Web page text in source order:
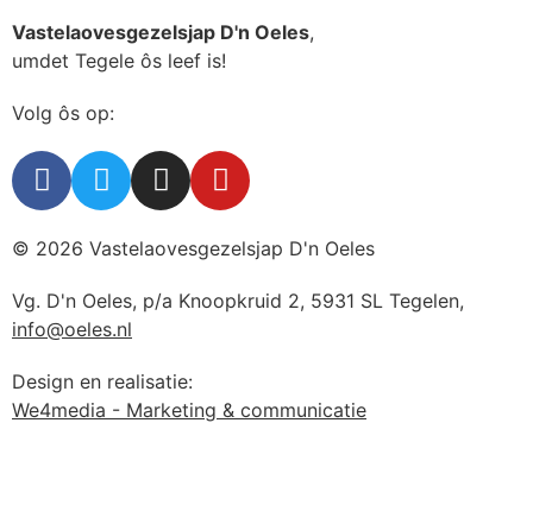
Vastelaovesgezelsjap D'n Oeles,
umdet Tegele ôs leef is!
Volg ôs op:
© 2026 Vastelaovesgezelsjap D'n Oeles
Vg. D'n Oeles, p/a Knoopkruid 2, 5931 SL Tegelen,
info@oeles.nl
Design en realisatie:
We4media - Marketing & communicatie